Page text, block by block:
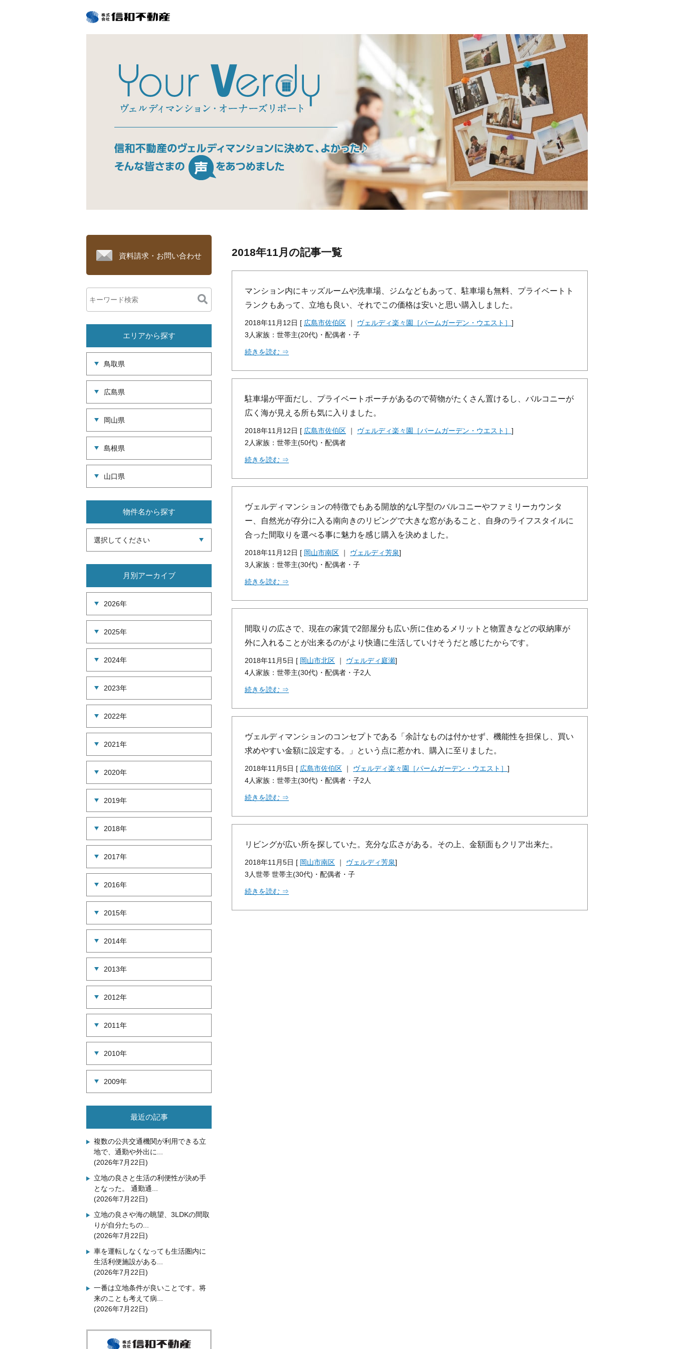
2018年11月の記事一覧
マンション内にキッズルームや洗車場、ジムなどもあって、駐車場も無料、プライベートト
ランクもあって、立地も良い、それでこの価格は安いと思い購入しました。
2018年11月12日 [ 広島市佐伯区 ｜ ヴェルディ楽々園［パームガーデン・ウエスト］ ]
3人家族：世帯主(20代)・配偶者・子
続きを読む ⇒
駐車場が平面だし、プライベートポーチがあるので荷物がたくさん置けるし、バルコニーが
広く海が見える所も気に入りました。
2018年11月12日 [ 広島市佐伯区 ｜ ヴェルディ楽々園［パームガーデン・ウエスト］ ]
2人家族：世帯主(50代)・配偶者
続きを読む ⇒
ヴェルディマンションの特徴でもある開放的なL字型のバルコニーやファミリーカウンタ
ー、自然光が存分に入る南向きのリビングで大きな窓があること、自身のライフスタイルに
合った間取りを選べる事に魅力を感じ購入を決めました。
2018年11月12日 [ 岡山市南区 ｜ ヴェルディ芳泉]
3人家族：世帯主(30代)・配偶者・子
続きを読む ⇒
間取りの広さで、現在の家賃で2部屋分も広い所に住めるメリットと物置きなどの収納庫が
外に入れることが出来るのがより快適に生活していけそうだと感じたからです。
2018年11月5日 [ 岡山市北区 ｜ ヴェルディ庭瀬]
4人家族：世帯主(30代)・配偶者・子2人
続きを読む ⇒
ヴェルディマンションのコンセプトである「余計なものは付かせず、機能性を担保し、買い
求めやすい金額に設定する。」という点に惹かれ、購入に至りました。
2018年11月5日 [ 広島市佐伯区 ｜ ヴェルディ楽々園［パームガーデン・ウエスト］ ]
4人家族：世帯主(30代)・配偶者・子2人
続きを読む ⇒
リビングが広い所を探していた。充分な広さがある。その上、金額面もクリア出来た。
2018年11月5日 [ 岡山市南区 ｜ ヴェルディ芳泉]
3人世帯 世帯主(30代)・配偶者・子
続きを読む ⇒
資料請求・お問い合わせ
エリアから探す
鳥取県
広島県
岡山県
島根県
山口県
物件名から探す
選択してください
月別アーカイブ
2026年
2025年
2024年
2023年
2022年
2021年
2020年
2019年
2018年
2017年
2016年
2015年
2014年
2013年
2012年
2011年
2010年
2009年
最近の記事
複数の公共交通機関が利用できる立
地で、通勤や外出に...
(2026年7月22日)
立地の良さと生活の利便性が決め手
となった。 通勤通...
(2026年7月22日)
立地の良さや海の眺望、3LDKの間取
りが自分たちの...
(2026年7月22日)
車を運転しなくなっても生活圏内に
生活利便施設がある...
(2026年7月22日)
一番は立地条件が良いことです。将
来のことも考えて病...
(2026年7月22日)